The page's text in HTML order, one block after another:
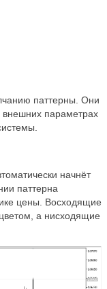
паттерны. Они
внешних параметрах
начнёт
паттерна
цены. Восходящие
а нисходящие